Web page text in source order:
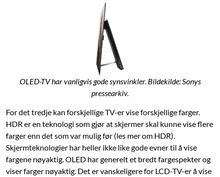
OLED-TV har vanligvis gode synsvinkler. Bildekilde: Sonys
pressearkiv.
For det tredje kan forskjellige TV-er vise forskjellige farger.
HDR er en teknologi som gjør at skjermer skal kunne vise flere
farger enn det som var mulig før (les mer om HDR).
Skjermteknologier har heller ikke like gode evner til å vise
fargene nøyaktig. OLED har generelt et bredt fargespekter og
viser farger nøyaktig. Det er vanskeligere for LCD-TV-er å vise